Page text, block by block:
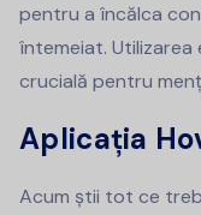
pentru a încălca
întemeiat.
crucială pentru
Aplicația
Acum știi tot ce